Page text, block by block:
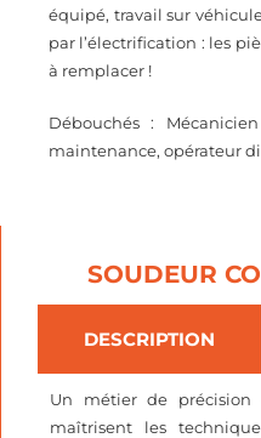
équipé, travail sur
par l’électrification : les
à remplacer !
Débouchés :
maintenance, opérateur
SOUDEUR
DESCRIPTION
Un métier de précision
maîtrisent les